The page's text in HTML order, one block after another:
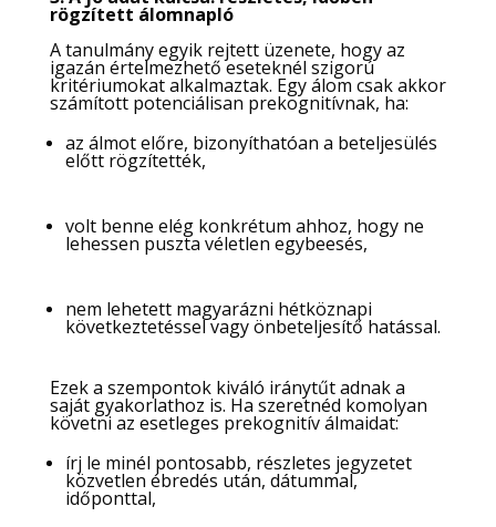
rögzített álomnapló
A tanulmány egyik rejtett üzenete, hogy az
igazán értelmezhető eseteknél szigorú
kritériumokat alkalmaztak. Egy álom csak akkor
számított potenciálisan prekognitívnak, ha:
az álmot előre, bizonyíthatóan a beteljesülés
előtt rögzítették,
volt benne elég konkrétum ahhoz, hogy ne
lehessen puszta véletlen egybeesés,
nem lehetett magyarázni hétköznapi
következtetéssel vagy önbeteljesítő hatással.
Ezek a szempontok kiváló iránytűt adnak a
saját gyakorlathoz is. Ha szeretnéd komolyan
követni az esetleges prekognitív álmaidat:
írj le minél pontosabb, részletes jegyzetet
közvetlen ébredés után, dátummal,
időponttal,